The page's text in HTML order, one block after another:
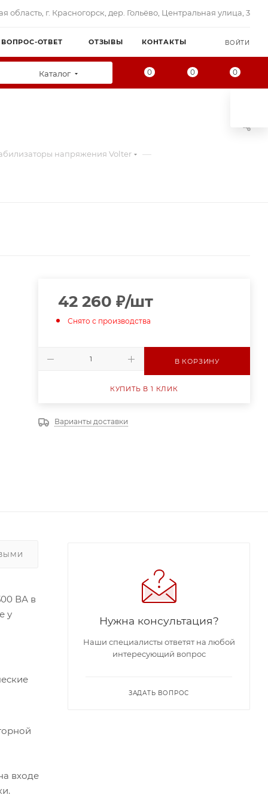
область, г. Красногорск, дер. Гольёво, Центральная улица, 3
ВОПРОС-ОТВЕТ ОТЗЫВЫ КОНТАКТЫ ВОЙТИ
Каталог 0 0 0
напряжения Volter —
42 260 ₽/шт
Снято с производства
В КОРЗИНУ
КУПИТЬ В 1 КЛИК
Варианты доставки
ВА в
у
входе
Нужна консультация?
Наши специалисты ответят на любой
интересующий вопрос
ЗАДАТЬ ВОПРОС